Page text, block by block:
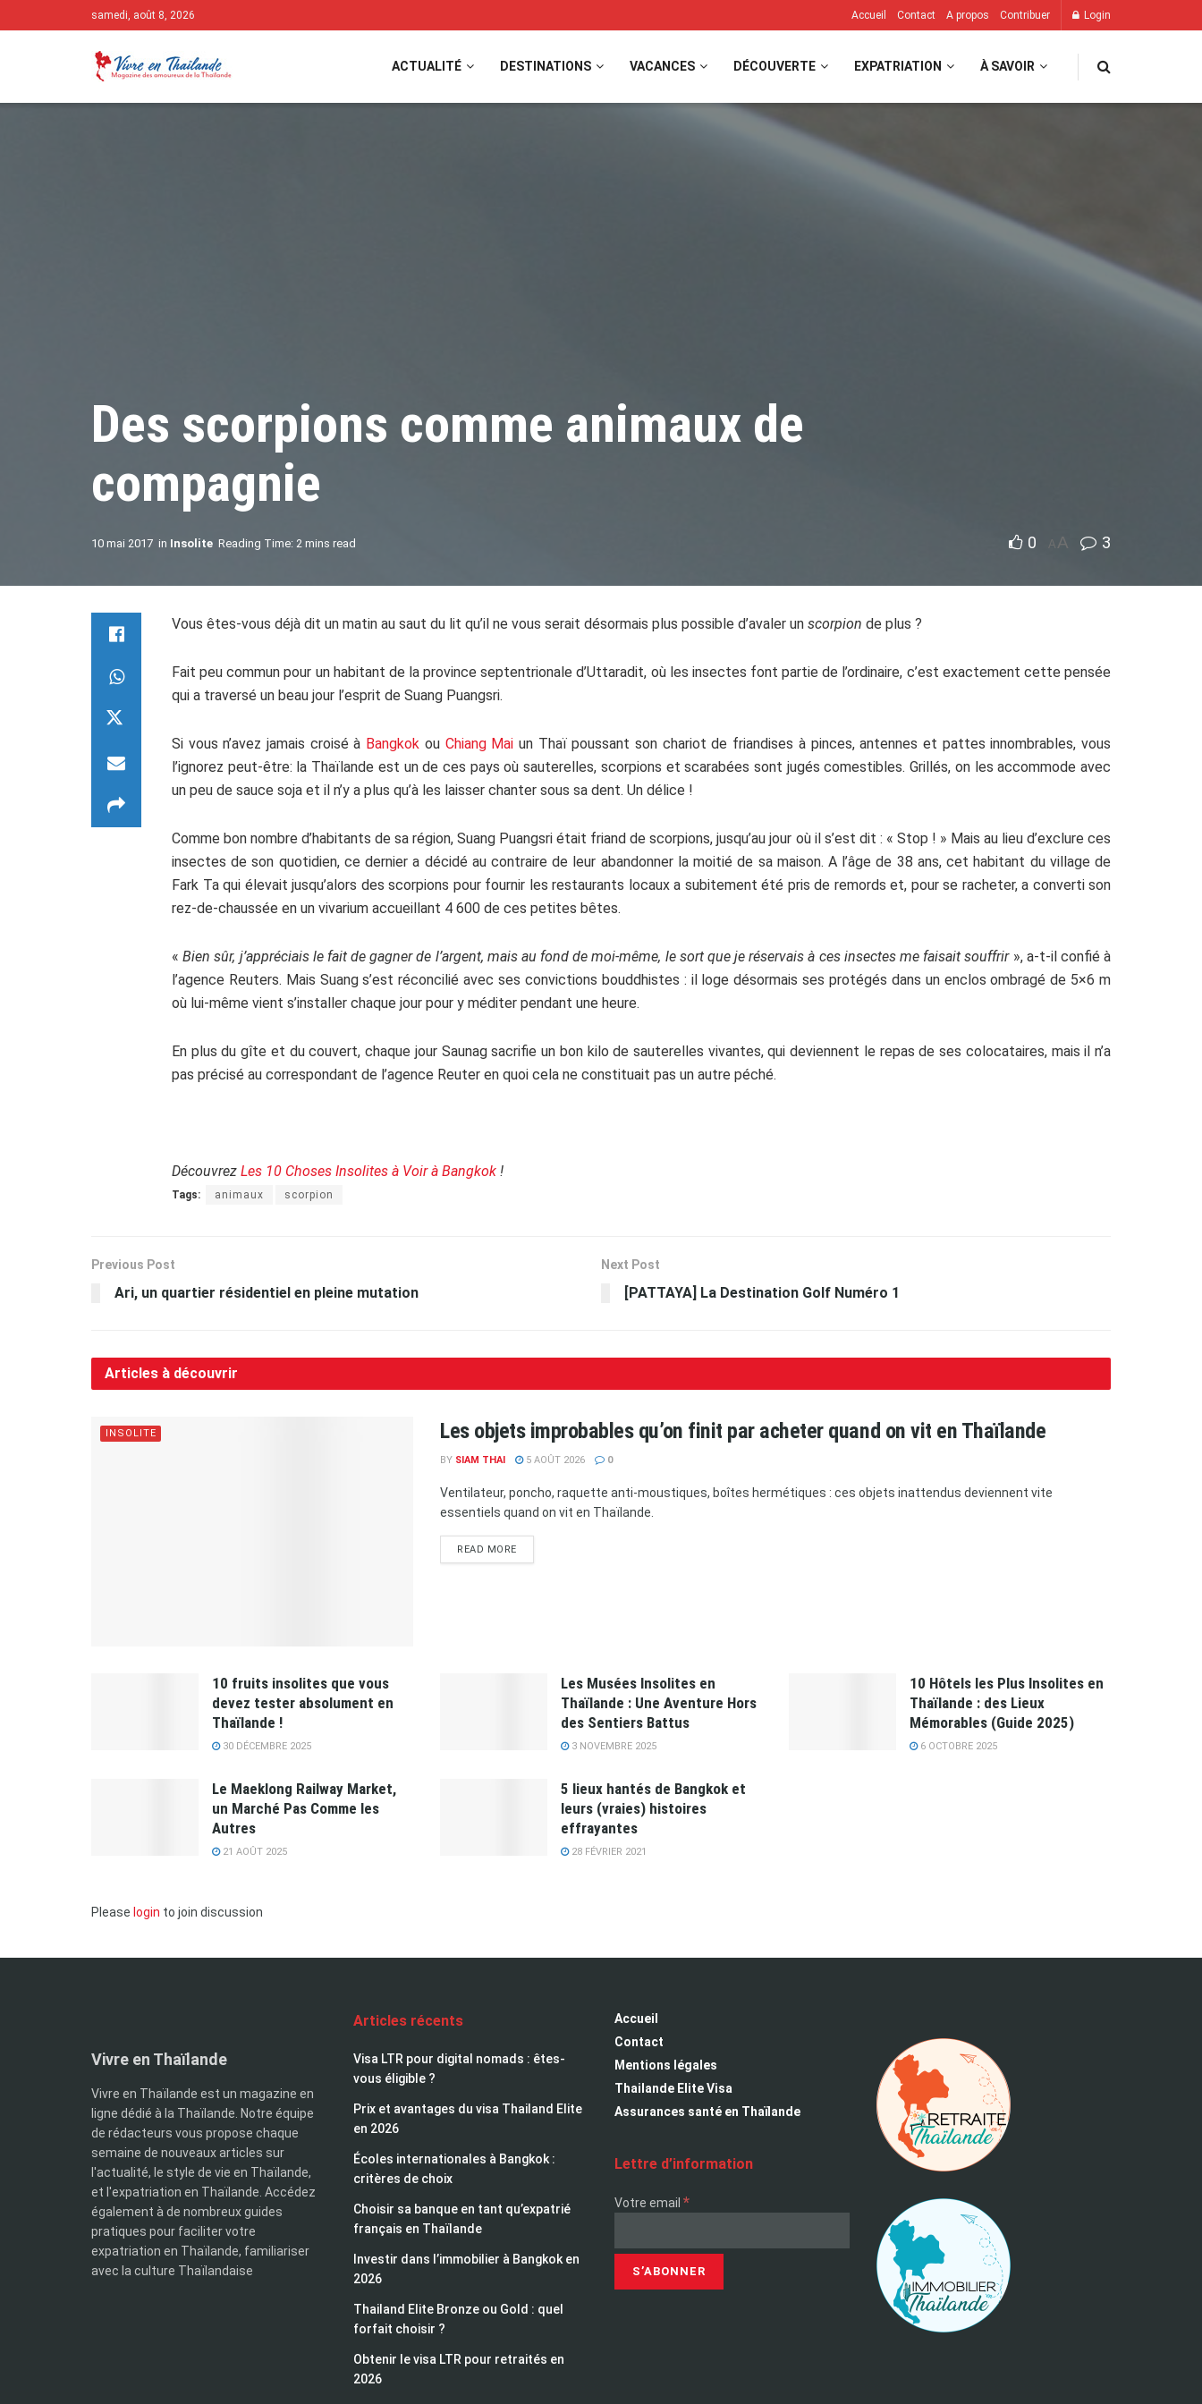
samedi, août 8, 2026 Accueil Contact A propos Contribuer Login
ACTUALITÉ DESTINATIONS VACANCES DÉCOUVERTE EXPATRIATION À SAVOIR
Des scorpions comme animaux de
compagnie
10 mai 2017 in Insolite Reading Time: 2 mins read 0 A A 3
Vous êtes-vous déjà dit un matin au saut du lit qu’il ne vous serait désormais plus possible d’avaler un scorpion de plus ?
Fait peu commun pour un habitant de la province septentrionale d’Uttaradit, où les insectes font partie de l’ordinaire, c’est exactement cette pensée
qui a traversé un beau jour l’esprit de Suang Puangsri.
Si vous n’avez jamais croisé à Bangkok ou Chiang Mai un Thaï poussant son chariot de friandises à pinces, antennes et pattes innombrables, vous
l’ignorez peut-être: la Thaïlande est un de ces pays où sauterelles, scorpions et scarabées sont jugés comestibles. Grillés, on les accommode avec
un peu de sauce soja et il n’y a plus qu’à les laisser chanter sous sa dent. Un délice !
Comme bon nombre d’habitants de sa région, Suang Puangsri était friand de scorpions, jusqu’au jour où il s’est dit : « Stop ! » Mais au lieu d’exclure ces
insectes de son quotidien, ce dernier a décidé au contraire de leur abandonner la moitié de sa maison. A l’âge de 38 ans, cet habitant du village de
Fark Ta qui élevait jusqu’alors des scorpions pour fournir les restaurants locaux a subitement été pris de remords et, pour se racheter, a converti son
rez-de-chaussée en un vivarium accueillant 4 600 de ces petites bêtes.
«Bien sûr, j’appréciais le fait de gagner de l’argent, mais au fond de moi-même, le sort que je réservais à ces insectes me faisait souffrir», a-t-il confié à
l’agence Reuters. Mais Suang s’est réconcilié avec ses convictions bouddhistes : il loge désormais ses protégés dans un enclos ombragé de 5×6 m
où lui-même vient s’installer chaque jour pour y méditer pendant une heure.
En plus du gîte et du couvert, chaque jour Saunag sacrifie un bon kilo de sauterelles vivantes, qui deviennent le repas de ses colocataires, mais il n’a
pas précisé au correspondant de l’agence Reuter en quoi cela ne constituait pas un autre péché.
Découvrez Les 10 Choses Insolites à Voir à Bangkok !
Tags: animaux scorpion
Previous Post
Ari, un quartier résidentiel en pleine mutation
Next Post
[PATTAYA] La Destination Golf Numéro 1
Articles à découvrir
INSOLITE Les objets improbables qu’on finit par acheter quand on vit en Thaïlande
BY SIAM THAI 5 AOÛT 2026 0
Ventilateur, poncho, raquette anti-moustiques, boîtes hermétiques : ces objets inattendus deviennent vite
essentiels quand on vit en Thaïlande.
READ MORE
10 fruits insolites que vous
devez tester absolument en
Thaïlande !
30 DÉCEMBRE 2025
Les Musées Insolites en
Thaïlande : Une Aventure Hors
des Sentiers Battus
3 NOVEMBRE 2025
10 Hôtels les Plus Insolites en
Thaïlande : des Lieux
Mémorables (Guide 2025)
6 OCTOBRE 2025
Le Maeklong Railway Market,
un Marché Pas Comme les
Autres
21 AOÛT 2025
5 lieux hantés de Bangkok et
leurs (vraies) histoires
effrayantes
28 FÉVRIER 2021
Please login to join discussion
Vivre en Thaïlande
Vivre en Thaïlande est un magazine en
ligne dédié à la Thaïlande. Notre équipe
de rédacteurs vous propose chaque
semaine de nouveaux articles sur
l'actualité, le style de vie en Thaïlande,
et l'expatriation en Thaïlande. Accédez
également à de nombreux guides
pratiques pour faciliter votre
expatriation en Thaïlande, familiariser
avec la culture Thaïlandaise
Articles récents
Visa LTR pour digital nomads : êtes-
vous éligible ?
Prix et avantages du visa Thailand Elite
en 2026
Écoles internationales à Bangkok :
critères de choix
Choisir sa banque en tant qu’expatrié
français en Thaïlande
Investir dans l’immobilier à Bangkok en
2026
Thailand Elite Bronze ou Gold : quel
forfait choisir ?
Obtenir le visa LTR pour retraités en
2026
Accueil
Contact
Mentions légales
Thailande Elite Visa
Assurances santé en Thaïlande
Lettre d’information
Votre email *